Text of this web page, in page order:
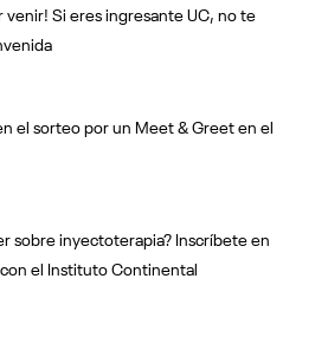
venir! Si eres ingresante UC, no te
el sorteo por un Meet & Greet en el
sobre inyectoterapia? Inscríbete en
el Instituto Continental